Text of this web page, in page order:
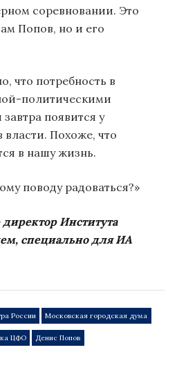
соревновании. Это
Попов, но и его
что потребность в
политическими
появится у
Похоже, что
в нашу жизнь.
поводу радоваться?»
Института
специально для ИА
России Московская городская дума
ЦФО Денис Попов